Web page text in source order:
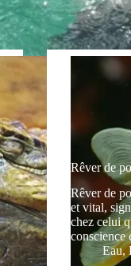
Rêver de
Rêver de
et vital,
chez celui
conscience
Eau,